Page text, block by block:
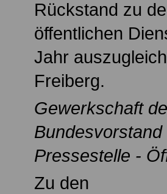
Rückstand zu
öffentlichen
Jahr
Freiberg.
Gewerkschaft
Bundesvorstand
Pressestelle -
Zu den